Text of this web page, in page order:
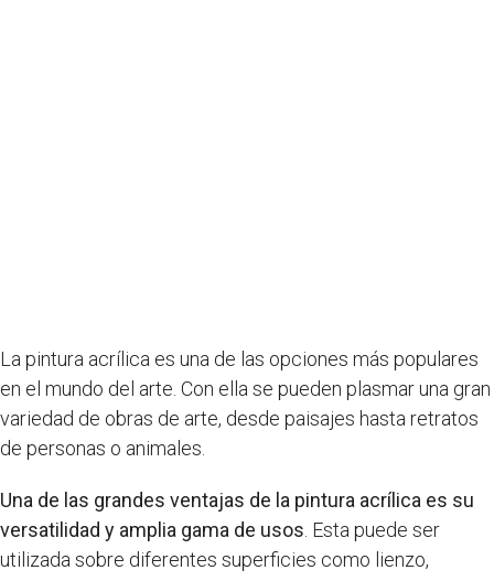
La pintura acrílica es una de las opciones más populares
en el mundo del arte. Con ella se pueden plasmar una gran
variedad de obras de arte, desde paisajes hasta retratos
de personas o animales.
Una de las grandes ventajas de la pintura acrílica es su
versatilidad y amplia gama de usos. Esta puede ser
utilizada sobre diferentes superficies como lienzo,